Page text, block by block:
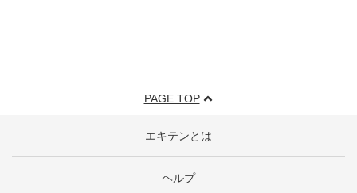
PAGE TOP
エキテンとは
ヘルプ